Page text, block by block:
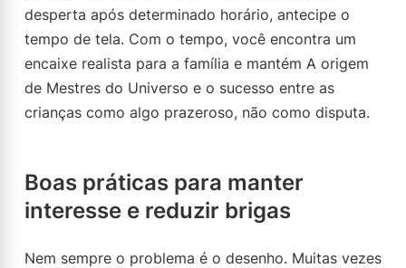
desperta após determinado horário, antecipe o
tempo de tela. Com o tempo, você encontra um
encaixe realista para a família e mantém A origem
de Mestres do Universo e o sucesso entre as
crianças como algo prazeroso, não como disputa.
Boas práticas para manter
interesse e reduzir brigas
Nem sempre o problema é o desenho. Muitas vezes